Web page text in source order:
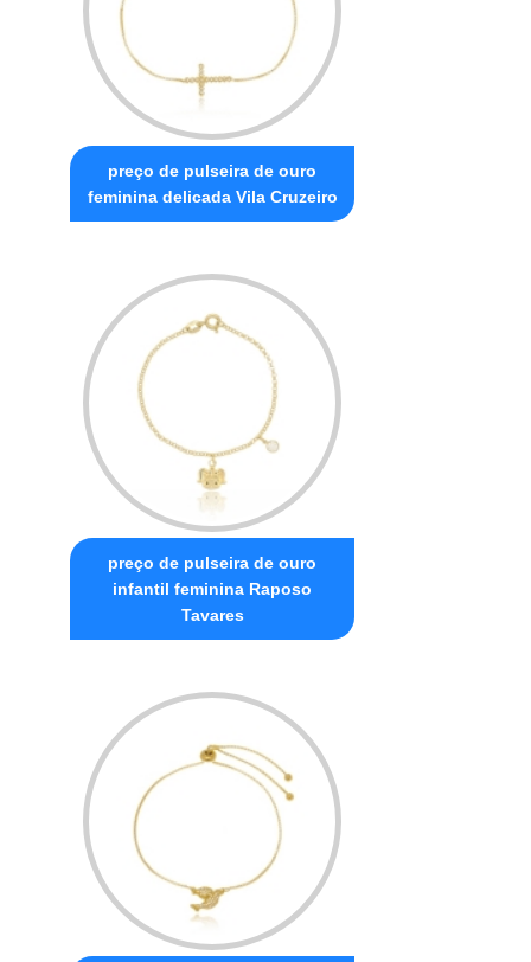
preço de pulseira de ouro
feminina delicada Vila Cruzeiro
preço de pulseira de ouro
infantil feminina Raposo
Tavares